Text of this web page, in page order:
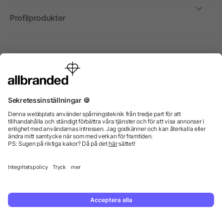
Profilprodukter
Internationellt
enbart till företag, institutioner, föreningar och
© 2026 allbranded GmbH.